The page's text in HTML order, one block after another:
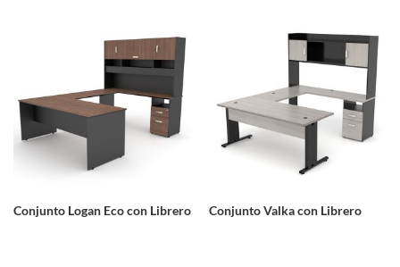
Conjunto Logan Eco con Librero Conjunto Valka con Librero